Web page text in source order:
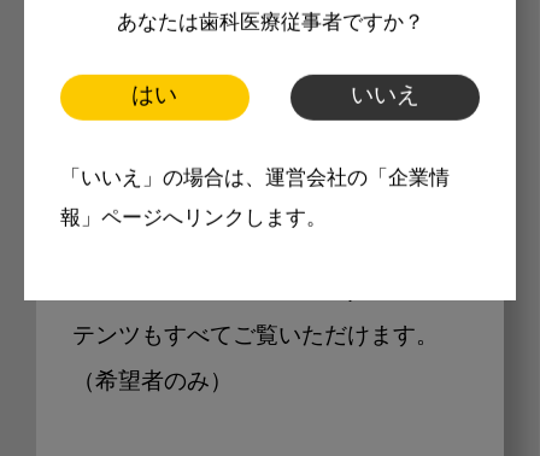
あなたは歯科医療従事者ですか？
はい いいえ
「いいえ」の場合は、運営会社の「企業情
報」ページへリンクします。
Internet DOに掲載されている
製品価格も閲覧可能
テンツもすべてご覧いただけます。
（希望者のみ）